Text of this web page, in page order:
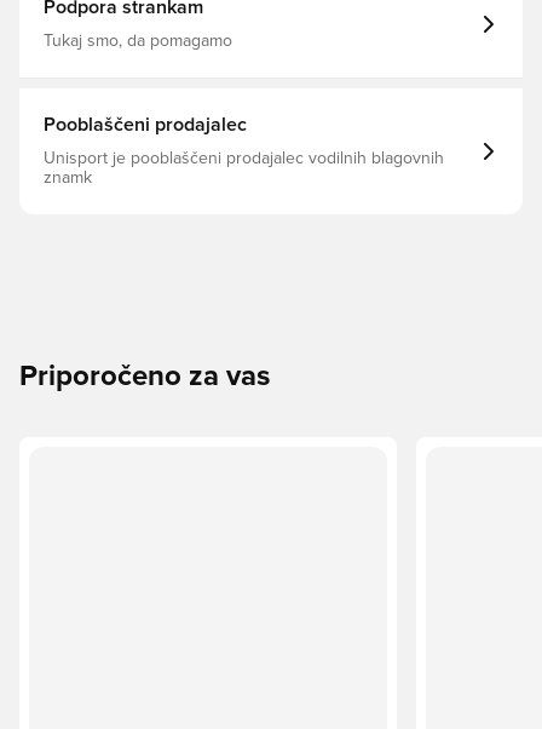
Podpora strankam
Tukaj smo, da pomagamo
Pooblaščeni prodajalec
Unisport je pooblaščeni prodajalec vodilnih blagovnih
znamk
Priporočeno za vas